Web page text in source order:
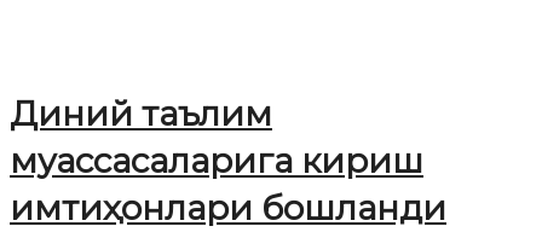
Диний таълим
муассасаларига кириш
имтиҳонлари бошланди